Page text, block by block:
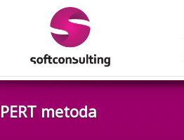
PERT metoda